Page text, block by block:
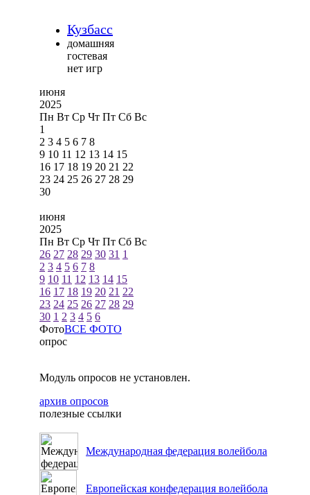
Кузбасс
домашняя
гостевая
нет игр
июня
2025
Пн Вт Ср Чт Пт Сб Вс
1
2 3 4 5 6 7 8
9 10 11 12 13 14 15
16 17 18 19 20 21 22
23 24 25 26 27 28 29
30
июня
2025
Пн Вт Ср Чт Пт Сб Вс
26 27 28 29 30 31 1
2 3 4 5 6 7 8
9 10 11 12 13 14 15
16 17 18 19 20 21 22
23 24 25 26 27 28 29
30 1 2 3 4 5 6
ФотоВСЕ ФОТО
опрос
Модуль опросов не установлен.
архив опросов
полезные ссылки
Международная федерация волейбола
Европейская конфедерация волейбола